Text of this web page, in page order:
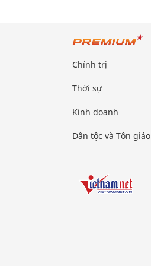
Chính trị
Thời sự
Kinh doanh
Dân tộc và Tôn giáo